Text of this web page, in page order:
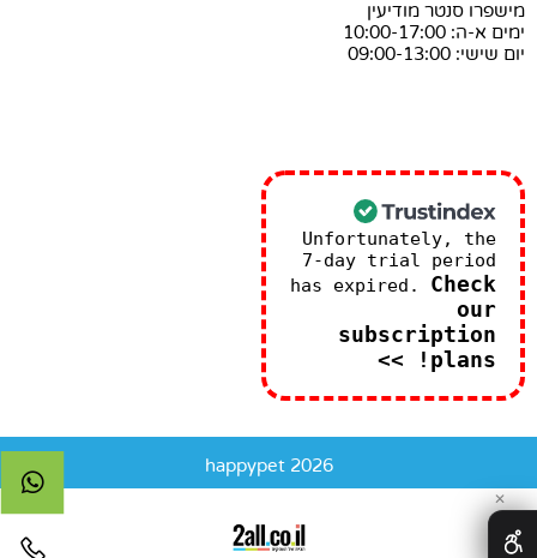
מישפרו סנטר מודיעין
ימים א-ה: 10:00-17:00
יום שישי: 09:00-13:00
Unfortunately, the
7-day trial period
has expired. Check
our
subscription
plans! >>
happypet 2026
✕